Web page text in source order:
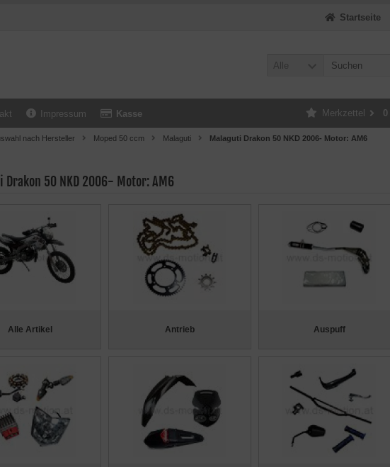
Startseite
Alle
Impressum Kasse Merkzettel 0
nach Hersteller Moped 50 ccm Malaguti Malaguti Drakon 50 NKD 2006- Motor: AM6
Drakon 50 NKD 2006- Motor: AM6
Alle Artikel Antrieb Auspuff